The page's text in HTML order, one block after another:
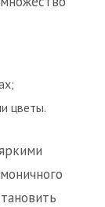
цветы.